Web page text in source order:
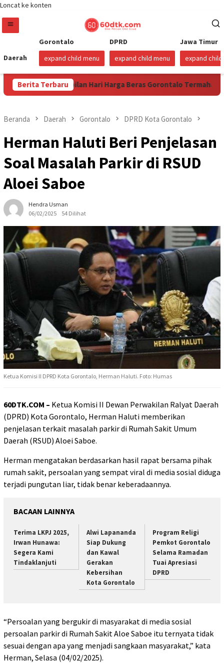
Loncat ke konten
Daerah
Gorontalo
expand child menu
DPRD
expand child menu
Jawa Timur
expand child
Berita Terbaru
Sudah Sembilan Hari Harga Beras Gorontalo Termahal di
Beranda Daerah Gorontalo DPRD Kota Gorontalo
Herman Haluti Beri Penjelasan
Soal Masalah Parkir di RSUD
Aloei Saboe
Hendra Usman
06/02/2025
54 Dilihat
Ketua Komisi II DPRD Kota Gorontalo, Herman Haluti. Foto: Humas
60DTK.COM – Ketua Komisi II Dewan Perwakilan Ralyat Daerah
(DPRD) Kota Gorontalo, Herman Haluti memberikan
penjelasan terkait masalah parkir di Rumah Sakit Umum
Daerah (RSUD) Aloei Saboe.
Herman mengatakan berdasarkan hasil rapat bersama pihak
rumah sakit, persoalan yang sempat viral di media sosial diduga
terjadi pungutan liar, tidak benar keberadaannya.
BACAAN LAINNYA
Terima LKPJ 2025,
Irwan Hunawa:
Segera Kami
Tindaklanjuti
Alwi Lapananda
Siap Dukung
dan Kawal
Gerakan
Kebersihan
Kota Gorontalo
Program Religi
Pemkot Gorontalo
Selama Ramadan
Tuai Apresiasi
DPRD
“Persoalan yang bergukir di masyarakat di media sosial
persoalan parkir di Rumah Sakit Aloe Saboe itu ternyata tidak
sesuai dengan apa yang menjadi sangkaan masyarakat,” kata
Herman, Selasa (04/02/2025).